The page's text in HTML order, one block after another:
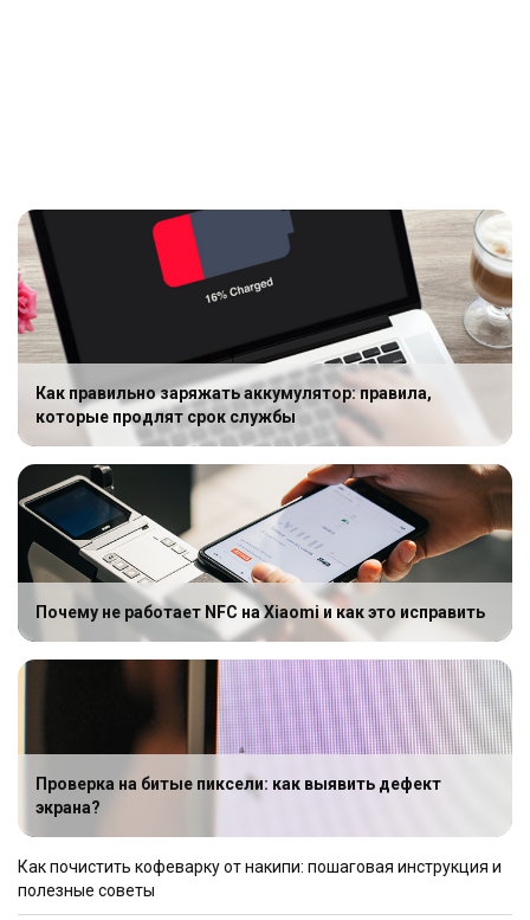
Как правильно заряжать аккумулятор: правила,
которые продлят срок службы
Почему не работает NFC на Xiaomi и как это исправить
Проверка на битые пиксели: как выявить дефект
экрана?
Как почистить кофеварку от накипи: пошаговая инструкция и
полезные советы